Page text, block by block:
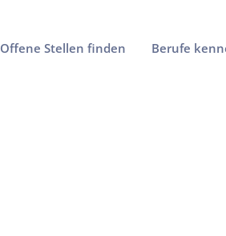
Offene Stellen finden Berufe